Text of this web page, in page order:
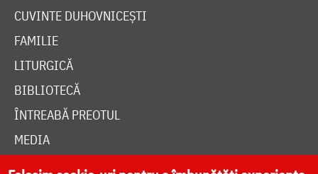
CUVINTE DUHOVNICEȘTI
FAMILIE
LITURGICĂ
BIBLIOTECĂ
ÎNTREABĂ PREOTUL
MEDIA